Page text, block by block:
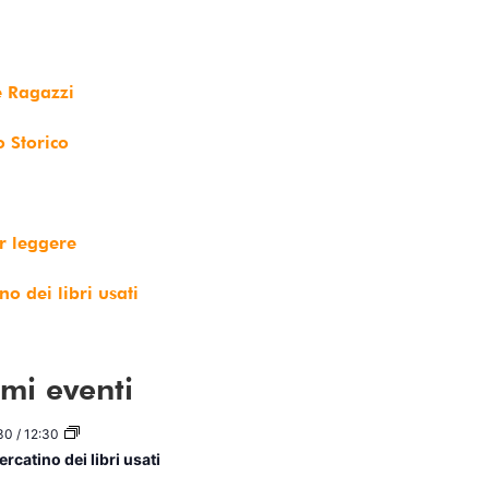
Ragazzi
Storico
leggere
dei libri usati
eventi
/ 12:30
dei libri usati